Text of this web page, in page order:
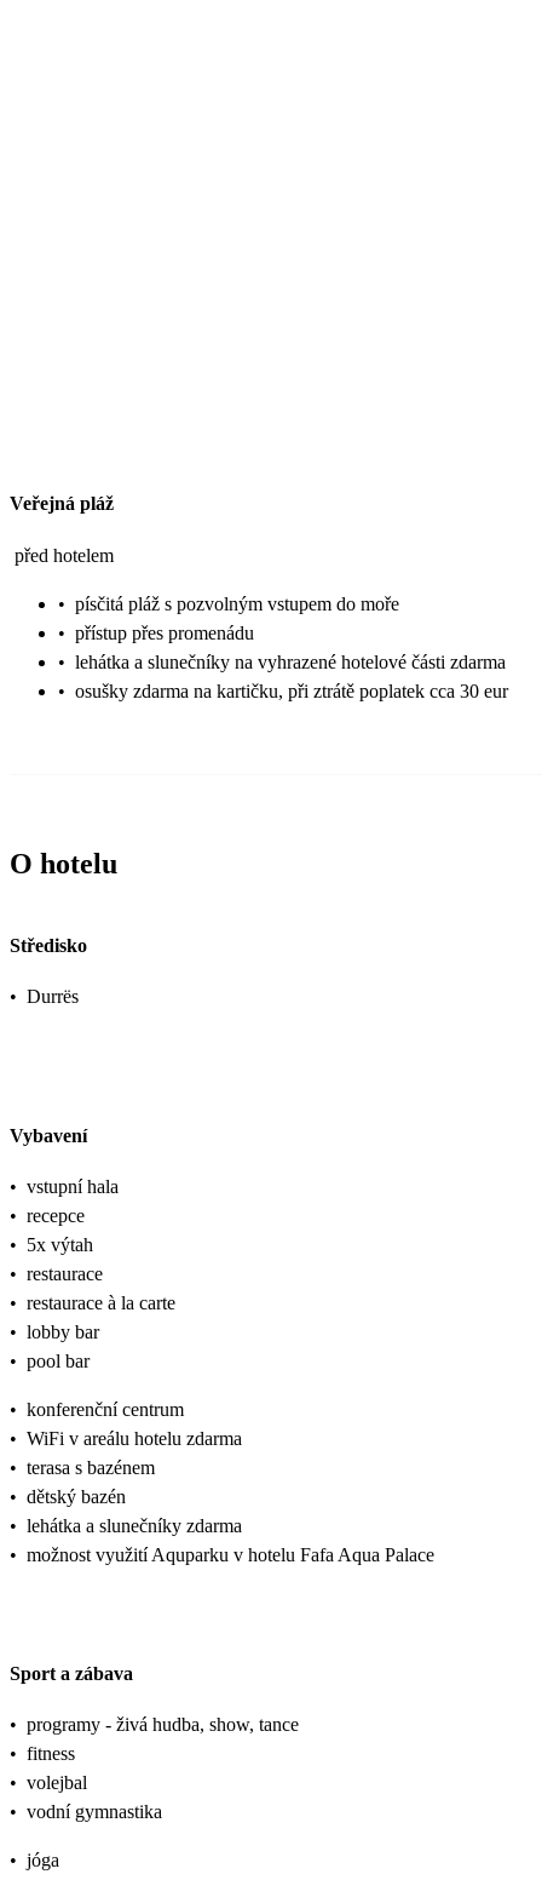
Veřejná pláž
před hotelem
• písčitá pláž s pozvolným vstupem do moře
• přístup přes promenádu
• lehátka a slunečníky na vyhrazené hotelové části zdarma
• osušky zdarma na kartičku, při ztrátě poplatek cca 30 eur
O hotelu
Středisko
• Durrës
Vybavení
• vstupní hala
• recepce
• 5x výtah
• restaurace
• restaurace à la carte
• lobby bar
• pool bar
• konferenční centrum
• WiFi v areálu hotelu zdarma
• terasa s bazénem
• dětský bazén
• lehátka a slunečníky zdarma
• možnost využití Aquparku v hotelu Fafa Aqua Palace
Sport a zábava
• programy - živá hudba, show, tance
• fitness
• volejbal
• vodní gymnastika
• jóga